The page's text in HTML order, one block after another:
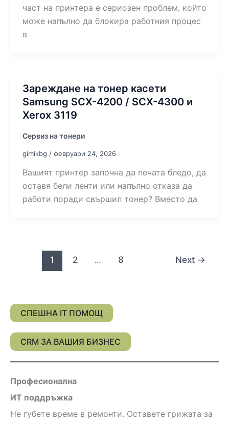
част на принтера е сериозен проблем, който
може напълно да блокира работния процес
в
Зареждане на тонер касети
Samsung SCX-4200 / SCX-4300 и
Xerox 3119
Сервиз на тонери
gimikbg / февруари 24, 2026
Вашият принтер започна да печата бледо, да
оставя бели ленти или напълно отказа да
работи поради свършил тонер? Вместо да
1 2 … 8 Next →
СПЕШНА IT ПОМОЩ
CRM ЗА ВАШИЯ БИЗНЕС
Професионална
ИТ поддръжка
Не губете време в ремонти. Оставете грижата за